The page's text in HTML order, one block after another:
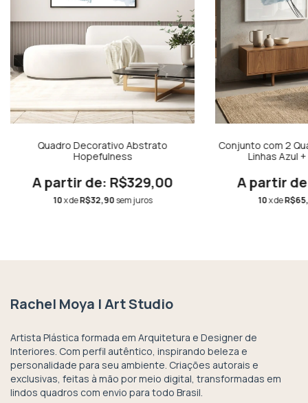
Quadro Decorativo Abstrato
Hopefulness
R$329,00
10x deR$32,90sem juros
Conjunto com 2
Linhas Azul
10x de
Rachel Moya | Art Studio
Artista Plástica formada em Arquitetura e Designer de
Interiores. Com perfil autêntico, inspirando beleza e
personalidade para seu ambiente. Criações autorais e
exclusivas, feitas à mão por meio digital, transformadas em
lindos quadros com envio para todo Brasil.